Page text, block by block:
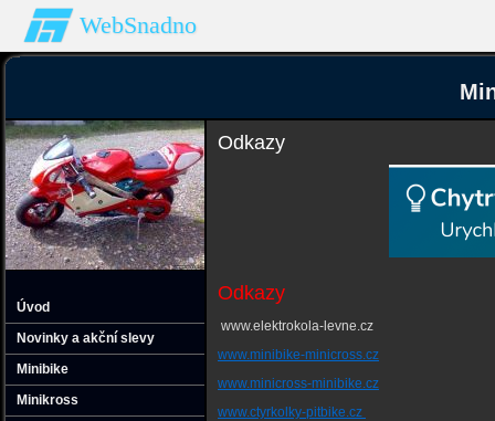
WebSnadno
Úvod
Novinky a akční slevy
Minibike
Minikross
Odkazy
Odkazy
www.elektrokola-levne.cz
www.minibike-minicross.cz
www.minicross-minibike.cz
www.ctyrkolky-pitbike.cz